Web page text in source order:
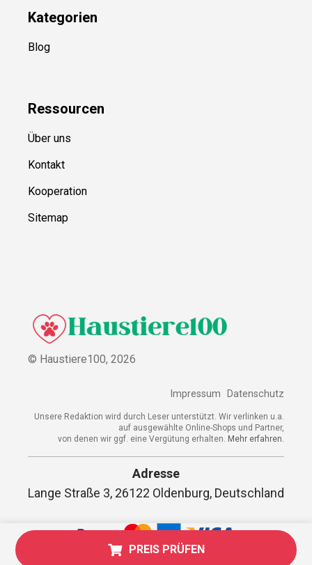
PREIS PRÜFEN
Kategorien
Blog
Ressourcen
Über uns
Kontakt
Kooperation
Sitemap
© Haustiere100, 2026
Impressum Datenschutz
Unsere Redaktion wird durch Leser unterstützt. Wir verlinken u.a.
auf ausgewählte Online-Shops und Partner,
von denen wir ggf. eine Vergütung erhalten. Mehr erfahren.
Adresse
Lange Straße 3, 26122 Oldenburg, Deutschland